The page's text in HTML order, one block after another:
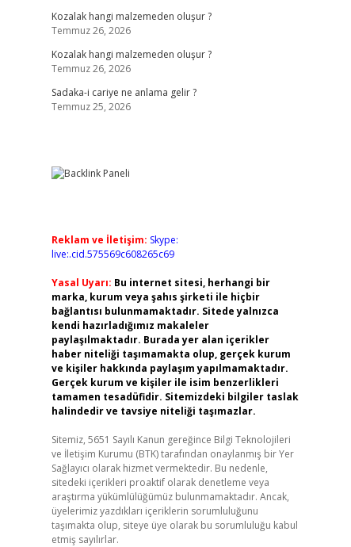
Kozalak hangi malzemeden oluşur ?
Temmuz 26, 2026
Kozalak hangi malzemeden oluşur ?
Temmuz 26, 2026
Sadaka-i cariye ne anlama gelir ?
Temmuz 25, 2026
Reklam ve İletişim: Skype:
live:.cid.575569c608265c69
Yasal Uyarı: Bu internet sitesi, herhangi bir
marka, kurum veya şahıs şirketi ile hiçbir
bağlantısı bulunmamaktadır. Sitede yalnızca
kendi hazırladığımız makaleler
paylaşılmaktadır. Burada yer alan içerikler
haber niteliği taşımamakta olup, gerçek kurum
ve kişiler hakkında paylaşım yapılmamaktadır.
Gerçek kurum ve kişiler ile isim benzerlikleri
tamamen tesadüfidir. Sitemizdeki bilgiler taslak
halindedir ve tavsiye niteliği taşımazlar.
Sitemiz, 5651 Sayılı Kanun gereğince Bilgi Teknolojileri
ve İletişim Kurumu (BTK) tarafından onaylanmış bir Yer
Sağlayıcı olarak hizmet vermektedir. Bu nedenle,
sitedeki içerikleri proaktif olarak denetleme veya
araştırma yükümlülüğümüz bulunmamaktadır. Ancak,
üyelerimiz yazdıkları içeriklerin sorumluluğunu
taşımakta olup, siteye üye olarak bu sorumluluğu kabul
etmiş sayılırlar.